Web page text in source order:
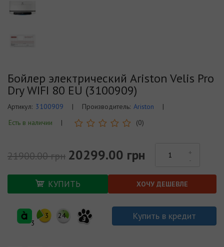
Бойлер электрический Ariston Velis Pro
Dry WIFI 80 EU (3100909)
Артикул: 3100909 | Производитель: Ariston
|
Есть в наличии
| (0)
21900.00 грн 20299.00 грн
КУПИТЬ ХОЧУ ДЕШЕВЛЕ
3
3 24 3 Купить в кредит